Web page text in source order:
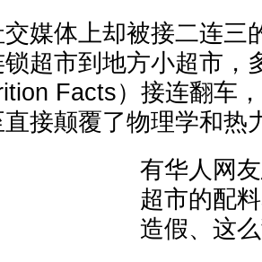
媒体上却被接二连三
超市到地方小超市，
Facts）接连翻车
接颠覆了物理学和热
有华人网
超市的配
造假、这